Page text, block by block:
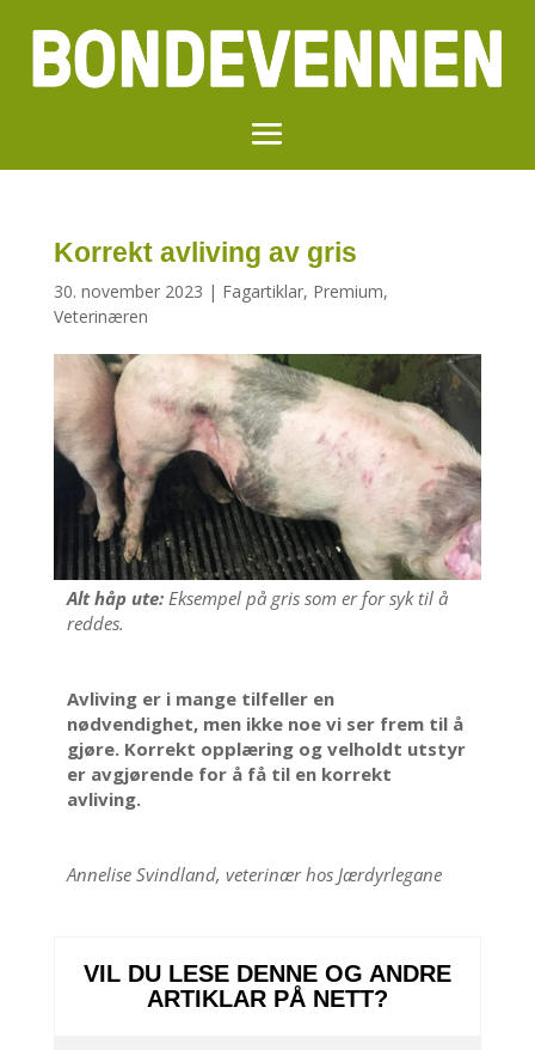
Korrekt avliving av gris
30. november 2023 | Fagartiklar, Premium,
Veterinæren
Alt håp ute:Eksempel på gris som er for syk til å
reddes.
Avliving er i mange tilfeller en
nødvendighet, men ikke noe vi ser frem til å
gjøre. Korrekt opplæring og velholdt utstyr
er avgjørende for å få til en korrekt
avliving.
Annelise Svindland, veterinær hos Jærdyrlegane
VIL DU LESE DENNE OG ANDRE
ARTIKLAR PÅ NETT?